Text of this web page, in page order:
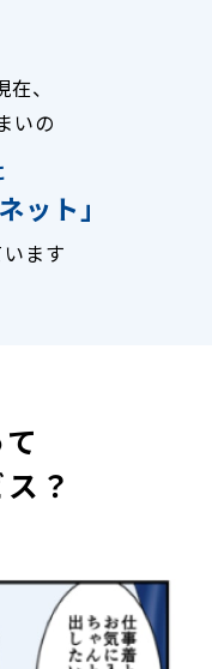
、
いの
ット」
ます
？